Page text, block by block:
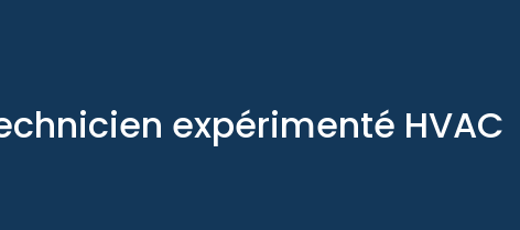
expérimenté HVAC